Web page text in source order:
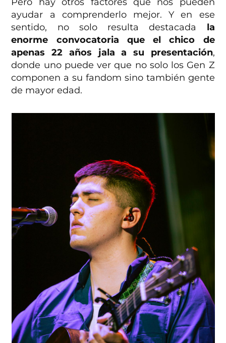
ayudar a comprenderlo mejor. Y en ese
sentido, no solo resulta destacada la
enorme convocatoria que el chico de
apenas 22 años jala a su presentación,
donde uno puede ver que no solo los Gen Z
componen a su fandom sino también gente
de mayor edad.